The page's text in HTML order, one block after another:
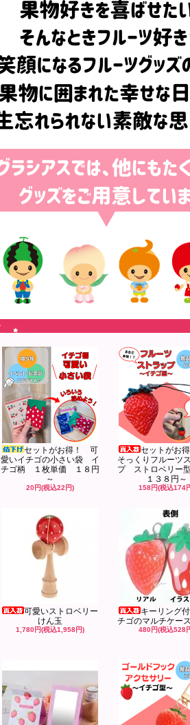
セットがお得！ 可
愛いイチゴの小さい袋 イ
チゴ柄 １枚単価 １８円
～
20円(税込22円)
セットがお
そっくりフルーツ
プ ストロベリー
１３８円～
158円(税込174
可愛いストロベリー
けん玉
1,780円(税込1,958円)
キーリング
チゴのマルチケー
480円(税込528